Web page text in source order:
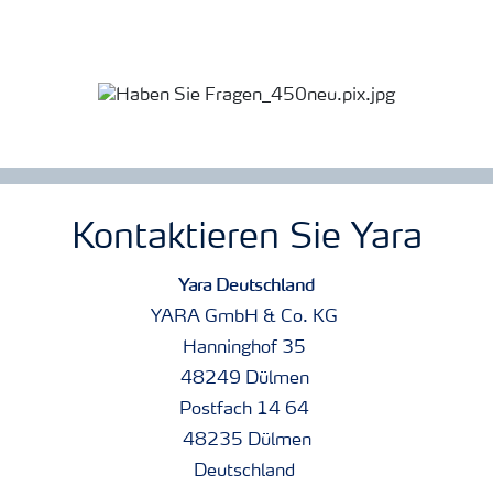
Kontaktieren Sie Yara
Yara Deutschland
YARA GmbH & Co. KG
Hanninghof 35
48249 Dülmen
Postfach 14 64
48235 Dülmen
Deutschland